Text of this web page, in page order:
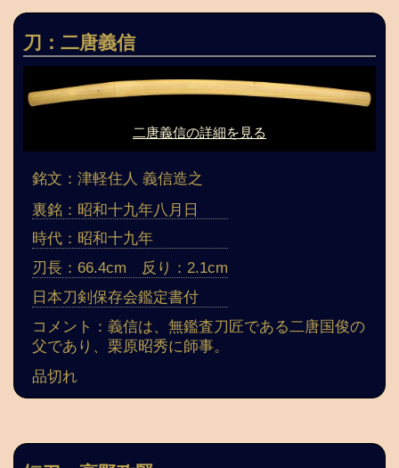
刀：二唐義信
二唐義信の詳細を見る
銘文：津軽住人 義信造之
裏銘：昭和十九年八月日
時代：昭和十九年
刃長：66.4cm 反り：2.1cm
日本刀剣保存会鑑定書付
コメント：義信は、無鑑査刀匠である二唐国俊の
父であり、栗原昭秀に師事。
品切れ